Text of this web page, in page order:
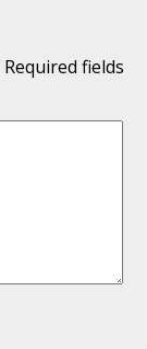
Required fields